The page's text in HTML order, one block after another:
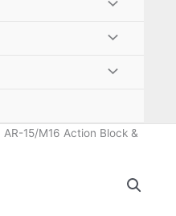
AR-15/M16 Action Block &